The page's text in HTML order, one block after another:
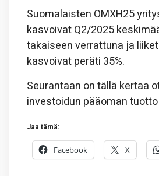
Suomalaisten OMXH25
kasvoivat Q2/2025
takaiseen verrattuna ja
kasvoivat peräti 35%.
Seurantaan on tällä kertaa
investoidun pääoman tuotto
Jaa tämä:
Facebook X